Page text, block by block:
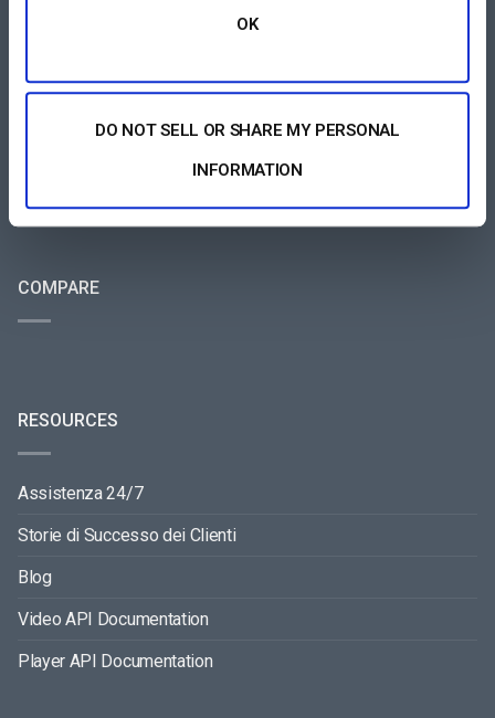
OK
DO NOT SELL OR SHARE MY PERSONAL
INFORMATION
Lettore Video per Tutti i Dispositivi
COMPARE
RESOURCES
Assistenza 24/7
Storie di Successo dei Clienti
Blog
Video API Documentation
Player API Documentation